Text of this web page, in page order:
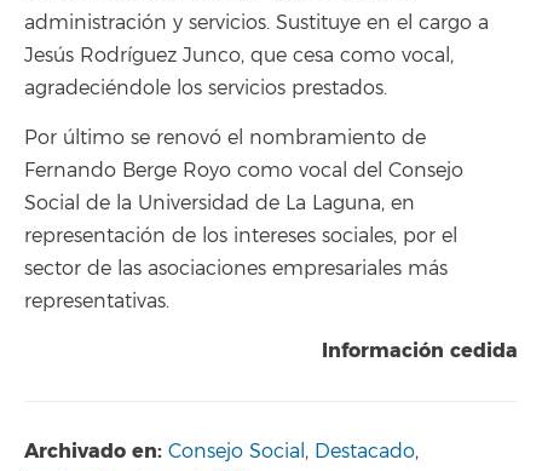
administración y servicios. Sustituye en el cargo a
Jesús Rodríguez Junco, que cesa como vocal,
agradeciéndole los servicios prestados.
Por último se renovó el nombramiento de
Fernando Berge Royo como vocal del Consejo
Social de la Universidad de La Laguna, en
representación de los intereses sociales, por el
sector de las asociaciones empresariales más
representativas.
Información cedida
Archivado en: Consejo Social, Destacado,